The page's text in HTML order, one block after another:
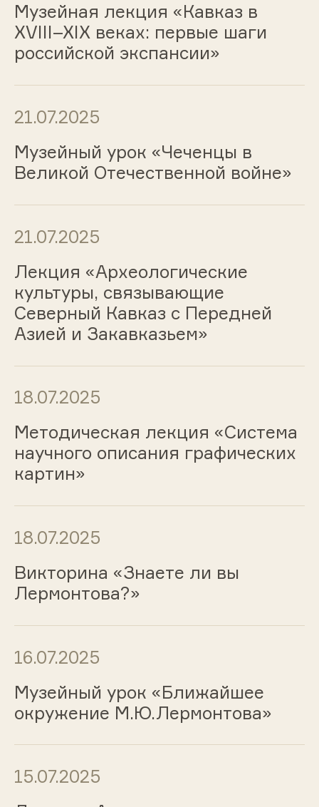
Музейная лекция «Кавказ в
XVIII–XIX веках: первые шаги
российской экспансии»
21.07.2025
Музейный урок «Чеченцы в
Великой Отечественной войне»
21.07.2025
Лекция «Археологические
культуры, связывающие
Северный Кавказ с Передней
Азией и Закавказьем»
18.07.2025
Методическая лекция «Система
научного описания графических
картин»
18.07.2025
Викторина «Знаете ли вы
Лермонтова?»
16.07.2025
Музейный урок «Ближайшее
окружение М.Ю.Лермонтова»
15.07.2025